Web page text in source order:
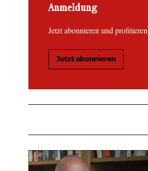
Anmeldung
Jetzt abonnieren und profitieren
Jetzt abonnieren